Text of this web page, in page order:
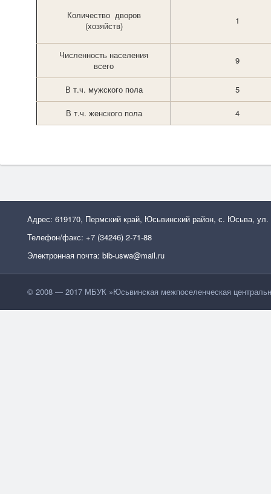
Количество дворов
(хозяйств)
1
Численность населения
всего
9
В т.ч. мужского пола 5
В т.ч. женского пола 4
Адрес: 619170, Пермский край, Юсьвинский район, с. Юсьва, ул.
Телефон/факс: +7 (34246) 2-71-88
Электронная почта: bib-uswa@mail.ru
© 2008 — 2017 МБУК »Юсьвинская межпоселенческая